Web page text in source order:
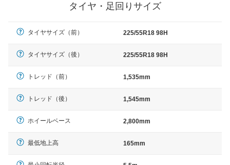
タイヤ・足回りサイズ
タイヤサイズ（前） 225/55R18 98H
タイヤサイズ（後） 225/55R18 98H
トレッド（前） 1,535mm
トレッド（後） 1,545mm
ホイールベース 2,800mm
最低地上高 165mm